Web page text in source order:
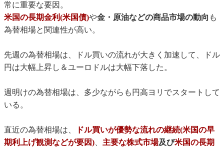
常に重要な要因。
米国の長期金利(米国債)や金・原油などの商品市場の動向 も
為替相場と関連性が高い。
先週の為替相場は、ドル買いの流れが大きく加速して、ドル
円は大幅上昇し＆ユーロドルは大幅下落した。
週明けの為替相場は、多少ながらも円高ヨリでスタートして
いる。
直近の為替相場は、
ドル買いが優勢な流れの継続(米国の早
期利上げ観測などが要因)、 主要な株式市場及び米国の長期